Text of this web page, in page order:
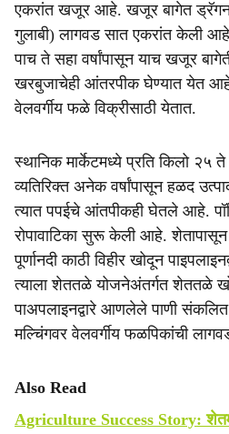
एकरांत खजूर आहे. खजूर बागेत
गुलाबी) लागवड सात एकरांत केली
पाच ते सहा वर्षांपासून याच खजूर
खरबुजाचेही आंतरपीक घेण्यात येत आहे.
वेलवर्गीय फळे विक्रीसाठी येतात.
स्थानिक मार्केटमध्ये प्रति किलो २५
व्यतिरिक्त अनेक वर्षांपासून हळद
त्यात पपईचे आंतपीकही घेतले आहे.
रोपावाटिका सुरू केली आहे. शेतापासून
पूर्णानदी काठी विहीर खोदून
त्याला शेततळे योजनेअंतर्गत शेततळे
पाअपलाइनद्वारे आणलेले पाणी
मल्चिंगवर वेलवर्गीय फळपिकांची
Also Read
Agriculture Success Story: